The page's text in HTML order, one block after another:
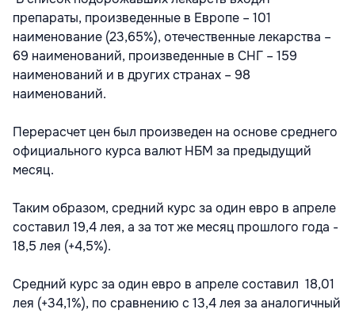
препараты, произведенные в Европе – 101
наименование (23,65%), отечественные лекарства –
69 наименований, произведенные в СНГ – 159
наименований и в других странах – 98
наименований.
Перерасчет цен был произведен на основе среднего
официального курса валют НБМ за предыдущий
месяц.
Таким образом, средний курс за один евро в апреле
составил 19,4 лея, а за тот же месяц прошлого года -
18,5 лея (+4,5%).
Средний курс за один евро в апреле составил 18,01
лея (+34,1%), по сравнению с 13,4 лея за аналогичный